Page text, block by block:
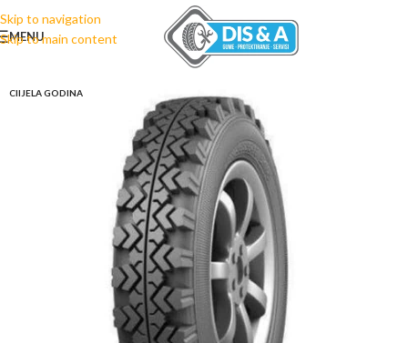
Skip to navigation
Skip to main content
MENU
CIIJELA GODINA